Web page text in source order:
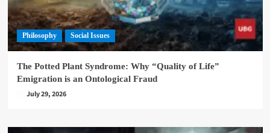
Philosophy Social Issues
The Potted Plant Syndrome: Why “Quality of Life”
Emigration is an Ontological Fraud
July 29, 2026